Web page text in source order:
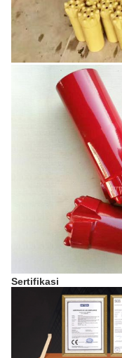
Sertifikasi